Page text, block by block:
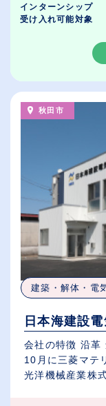
インターンシップ
受け入れ可能対象
秋田市
建築・解体・電
日本海建設
会社の特徴 沿革
10月に三菱マテ
光洋機械産業株